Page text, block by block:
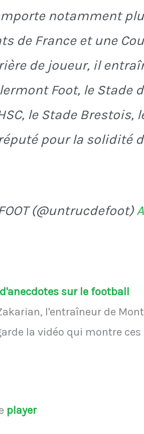
notamment
de France et une
de joueur, il
Foot, le Stade
le Stade Brestois,
pour la solidité
FOOT (@untrucdefoot)
d'anecdotes sur le football
l'entraîneur de
la vidéo qui montre
player